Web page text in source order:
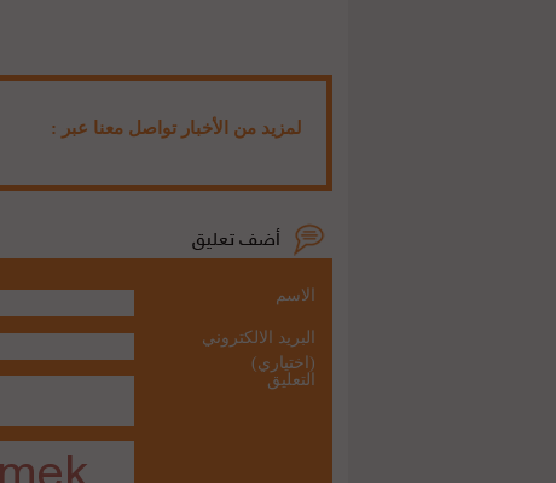
لمزيد من الأخبار تواصل معنا عبر :
الاسم
البريد الالكتروني
(اختياري)
التعليق